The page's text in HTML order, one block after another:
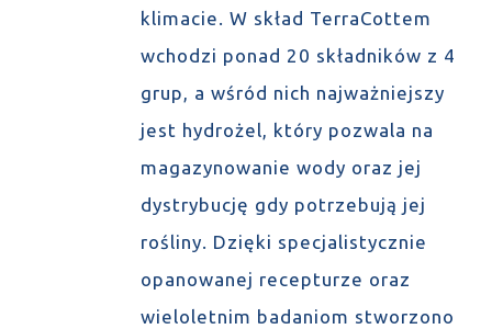
klimacie. W skład TerraCottem
wchodzi ponad 20 składników z 4
grup, a wśród nich najważniejszy
jest hydrożel, który pozwala na
magazynowanie wody oraz jej
dystrybucję gdy potrzebują jej
rośliny. Dzięki specjalistycznie
opanowanej recepturze oraz
wieloletnim badaniom stworzono